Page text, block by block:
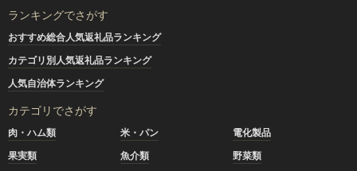
ランキングでさがす
おすすめ総合人気返礼品ランキング
カテゴリ別人気返礼品ランキング
人気自治体ランキング
カテゴリでさがす
肉・ハム類 米・パン
電化製品
果実類
魚介類
野菜類